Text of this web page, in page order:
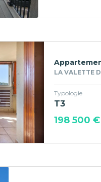
LA VALETTE
Typologie
T3
198 500 €